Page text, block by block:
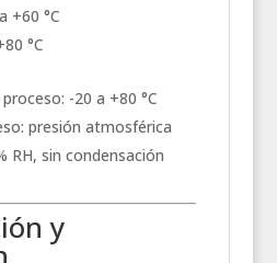
+60 °C
°C
-20 a +80 °C
presión atmosférica
RH, sin condensación
y